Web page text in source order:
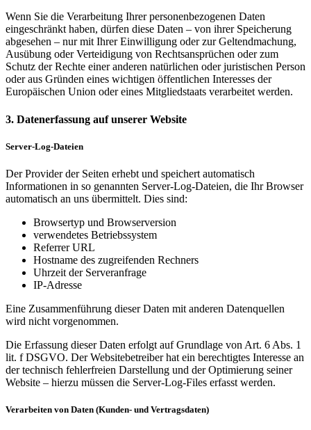
Wenn Sie die Verarbeitung Ihrer personenbezogenen Daten
eingeschränkt haben, dürfen diese Daten – von ihrer Speicherung
abgesehen – nur mit Ihrer Einwilligung oder zur Geltendmachung,
Ausübung oder Verteidigung von Rechtsansprüchen oder zum
Schutz der Rechte einer anderen natürlichen oder juristischen Person
oder aus Gründen eines wichtigen öffentlichen Interesses der
Europäischen Union oder eines Mitgliedstaats verarbeitet werden.
3. Datenerfassung auf unserer Website
Server-Log-Dateien
Der Provider der Seiten erhebt und speichert automatisch
Informationen in so genannten Server-Log-Dateien, die Ihr Browser
automatisch an uns übermittelt. Dies sind:
Browsertyp und Browserversion
verwendetes Betriebssystem
Referrer URL
Hostname des zugreifenden Rechners
Uhrzeit der Serveranfrage
IP-Adresse
Eine Zusammenführung dieser Daten mit anderen Datenquellen
wird nicht vorgenommen.
Die Erfassung dieser Daten erfolgt auf Grundlage von Art. 6 Abs. 1
lit. f DSGVO. Der Websitebetreiber hat ein berechtigtes Interesse an
der technisch fehlerfreien Darstellung und der Optimierung seiner
Website – hierzu müssen die Server-Log-Files erfasst werden.
Verarbeiten von Daten (Kunden- und Vertragsdaten)